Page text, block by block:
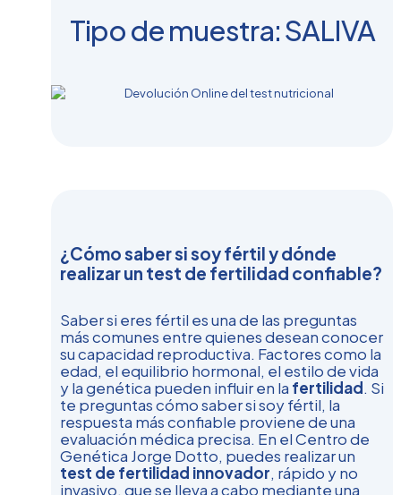
Tipo de muestra: SALIVA
¿Cómo saber si soy fértil y dónde
realizar un test de fertilidad confiable?
Saber si eres fértil es una de las preguntas
más comunes entre quienes desean conocer
su capacidad reproductiva. Factores como la
edad, el equilibrio hormonal, el estilo de vida
y la genética pueden influir en la fertilidad. Si
te preguntas cómo saber si soy fértil, la
respuesta más confiable proviene de una
evaluación médica precisa. En el Centro de
Genética Jorge Dotto, puedes realizar un
test de fertilidad innovador, rápido y no
invasivo, que se lleva a cabo mediante una